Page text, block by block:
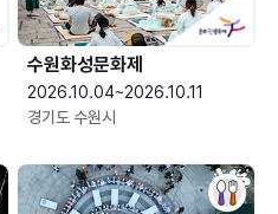
수원화성문화제
2026.10.04~2026.10.11
경기도 수원시